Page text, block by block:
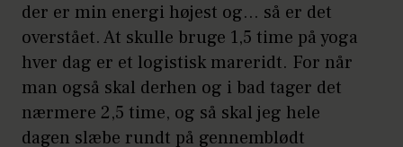
der er min energi højest og… så er det
overstået. At skulle bruge 1,5 time på yoga
hver dag er et logistisk mareridt. For når
man også skal derhen og i bad tager det
nærmere 2,5 time, og så skal jeg hele
dagen slæbe rundt på gennemblødt